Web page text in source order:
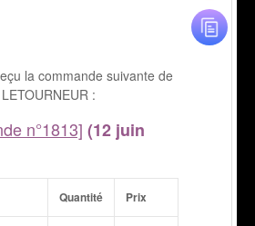
la commande suivante de
:
n°1813] (12 juin
Quantité Prix